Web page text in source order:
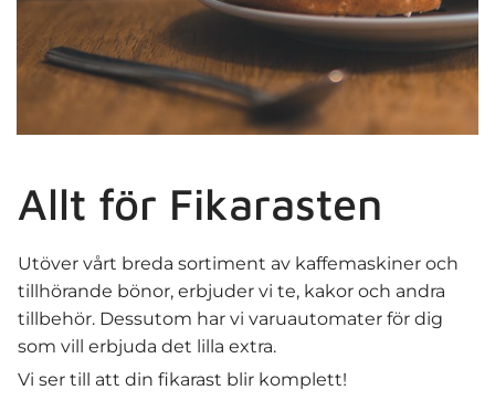
Allt för Fikarasten
Utöver vårt breda sortiment av kaffemaskiner och
tillhörande bönor, erbjuder vi te, kakor och andra
tillbehör. Dessutom har vi varuautomater för dig
som vill erbjuda det lilla extra.
Vi ser till att din fikarast blir komplett!